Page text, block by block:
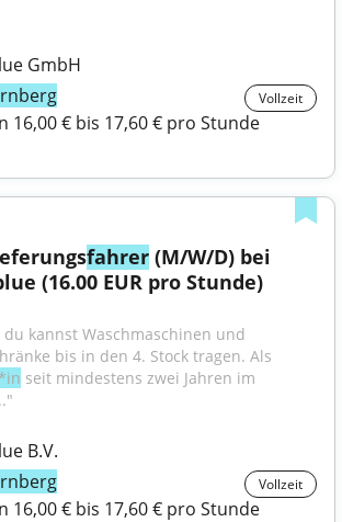
GmbH
Vollzeit
16,00 € bis 17,60 € pro Stunde
fahrer (M/W/D) bei
(16.00 EUR pro Stunde)
du kannst Waschmaschinen und
seit mindestens zwei Jahren im
B.V.
Vollzeit
16,00 € bis 17,60 € pro Stunde